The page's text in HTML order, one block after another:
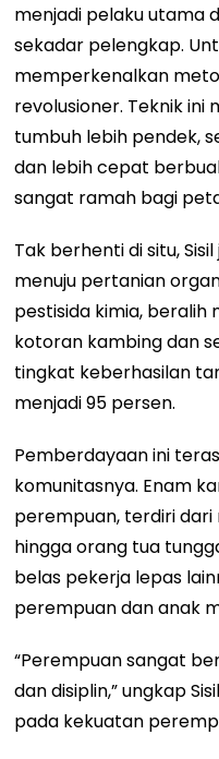
menjadi pelaku utama
sekadar pelengkap.
memperkenalkan
revolusioner. Teknik
tumbuh lebih pendek,
dan lebih cepat
sangat ramah bagi
Tak berhenti di situ,
menuju pertanian
pestisida kimia, beralih
kotoran kambing dan
tingkat keberhasilan
menjadi 95 persen.
Pemberdayaan ini
komunitasnya. Enam
perempuan, terdiri dari
hingga orang tua
belas pekerja lepas
perempuan dan anak
“Perempuan sangat
dan disiplin,” ungkap
pada kekuatan